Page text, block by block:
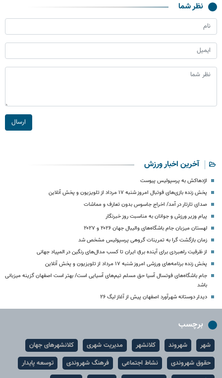
نظر شما
ارسال
آخرین اخبار ورزش
اژدهاکش به پرسپولیس پیوست
پخش زنده بازی‌های فوتبال امروز شنبه ۱۷ مرداد از تلویزیون و پخش آنلاین
صدای تارتار در آمد/ اخراج جاسوس بدون تعارف و مماشات
پیام وزیر ورزش و جوانان به مناسبت روز خبرنگار
لهستان میزبان جام باشگاه‌های والیبال جهان ۲۰۲۶ و ۲۰۲۷
زمان بازگشت گرا به تمرینات گروهی پرسپولیس مشخص شد
از ظرفیت راهبردی برای آینده برق ایران تا کسب مدال‌های رنگین در المپیاد جهانی
پخش زنده برنامه‌های ورزشی امروز شنبه ۱۷ مرداد از تلویزیون و پخش آنلاین
جام باشگاه‌های فوتسال آسیا حق مسلم تیم‌های آسیایی است/ بهتر است اصفهان گزینه میزبانی
باشد
دیدار دوستانه شهرآورد اصفهان پیش از آغاز لیگ ۲۶
برچسب
شهر شهروند کلانشهر مدیریت شهری
کلانشهرهای جهان
حقوق شهروندی
نشاط اجتماعی فرهنگ شهروندی
توسعه پایدار